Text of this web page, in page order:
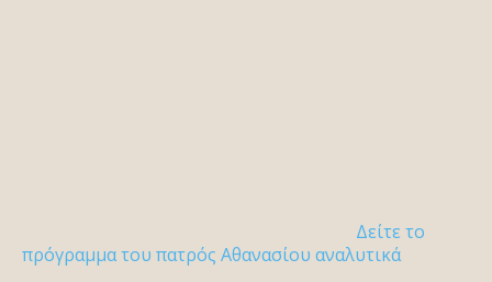
Δείτε το
πρόγραμμα του πατρός Αθανασίου αναλυτικά